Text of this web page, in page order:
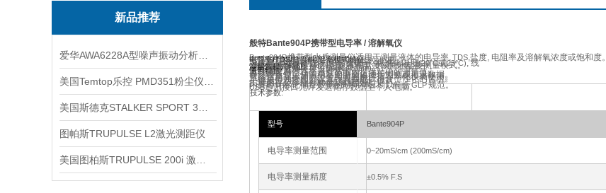
新品推荐
图帕斯TRUPULSE L2激光测距仪
般特Bante904P携带型电导率 / 溶解氧仪
Bante904P携带型水质测量仪适用于测量液体的电导率,TDS,盐度, 电阻率及溶解氧浓度或饱和度。
电导率/TDS/盐度/电阻率模式特征:
至多5点按键校准, 自动识别电导校准液。.
可选电导电极常数, TDS转换因子, 标准化温度(20°C或25°C), 线
性或纯水温度补偿模式, 实用盐度或海水盐度测量模式。
溶解氧模式特征:
1或2点按键校准, 99%在饱和氧中, 0%在无氧液中。
可选溶解氧浓度单位(mg/L或ppm)。
手动盐度及大气压力补偿。.
通用特征:
自动温度补偿在全量程范围内提供精确的测量值。.
自动终点锁定保留稳定的测量值便于浏览或记录数据。
帮助信息提示如同一个实时的操作指导简化仪表使用。
系统菜单允许用户设置仪表参数以符合个性化的需求。
一键复位功能即刻恢复仪表至出厂模式。.
扩展内存至多储存500组测量数据。.
内置时钟标记储存数据的时间与日期以符合GLP规范。.
USB通讯接口允许发送储存数据至个人电脑。
技术参数:
型号 Bante904P
电导率测量范围 0~20mS/cm (200mS/cm)
电导率测量精度 ±0.5% F.S